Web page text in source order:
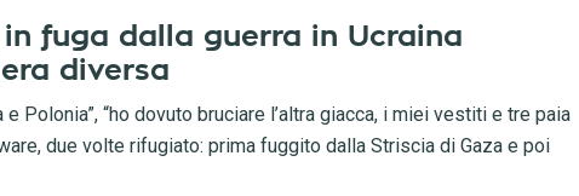
fuga dalla guerra in Ucraina
diversa
Polonia”, “ho dovuto bruciare l’altra giacca, i miei vestiti e tre paia
due volte rifugiato: prima fuggito dalla Striscia di Gaza e poi